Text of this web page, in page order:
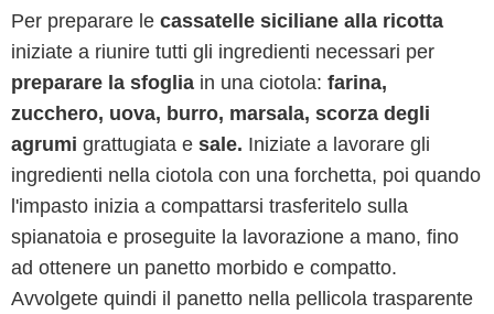
Per preparare le cassatelle siciliane alla ricotta
iniziate a riunire tutti gli ingredienti necessari per
preparare la sfoglia in una ciotola: farina,
zucchero, uova, burro, marsala, scorza degli
agrumi grattugiata e sale. Iniziate a lavorare gli
ingredienti nella ciotola con una forchetta, poi quando
l'impasto inizia a compattarsi trasferitelo sulla
spianatoia e proseguite la lavorazione a mano, fino
ad ottenere un panetto morbido e compatto.
Avvolgete quindi il panetto nella pellicola trasparente